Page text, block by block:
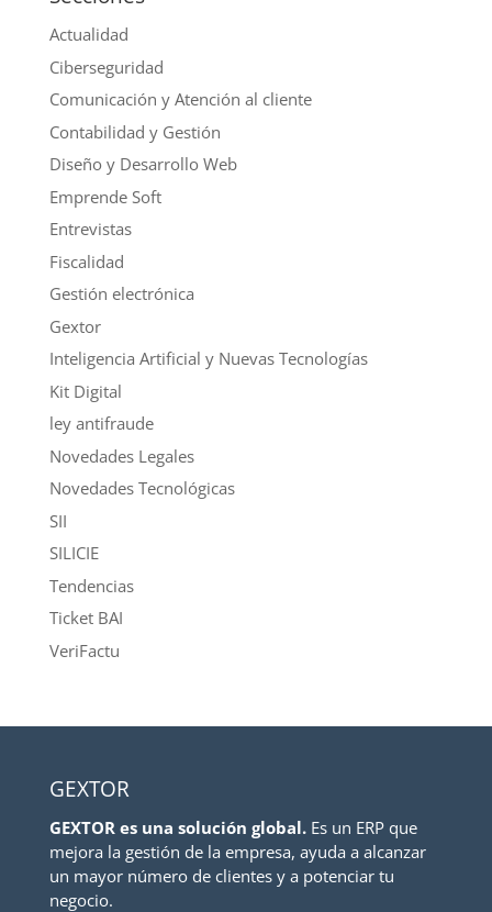
Actualidad
Ciberseguridad
Comunicación y Atención al cliente
Contabilidad y Gestión
Diseño y Desarrollo Web
Emprende Soft
Entrevistas
Fiscalidad
Gestión electrónica
Gextor
Inteligencia Artificial y Nuevas Tecnologías
Kit Digital
ley antifraude
Novedades Legales
Novedades Tecnológicas
SII
SILICIE
Tendencias
Ticket BAI
VeriFactu
GEXTOR
GEXTOR es una solución global.Es un ERP que
mejora la gestión de la empresa, ayuda a alcanzar
un mayor número de clientes y a potenciar tu
negocio.